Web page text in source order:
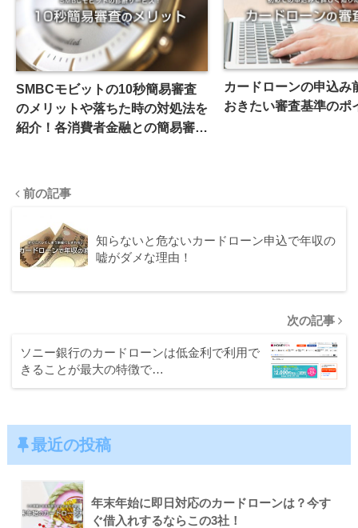
SMBCモビットの10秒簡易審査
のメリットや落ちた時の対処法を
紹介！各消費者金融との簡易審査
カードローンの申込み
おきたい審査基準のポ
前の記事
知らないと危ないカードローン申込で年収の
嘘がダメな理由！
次の記事
ソニー銀行のカードローンは低金利で利用で
きることが最大の特徴で…
最近の投稿
年末年始に即日対応のカードローンは？今す
ぐ借入れするならこの3社！